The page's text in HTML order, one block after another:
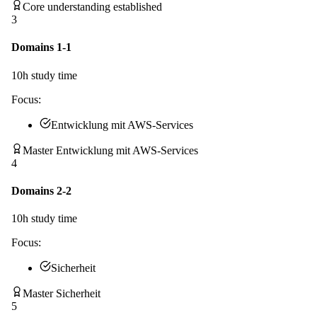
Core understanding established
3
Domains 1-1
10h study time
Focus:
Entwicklung mit AWS-Services
Master Entwicklung mit AWS-Services
4
Domains 2-2
10h study time
Focus:
Sicherheit
Master Sicherheit
5